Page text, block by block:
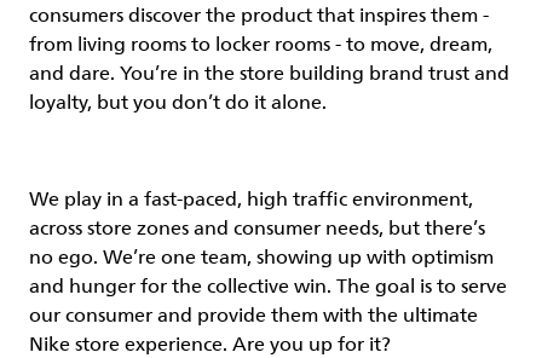
consumers discover the product that inspires them -
from living rooms to locker rooms - to move, dream,
and dare. You’re in the store building brand trust and
loyalty, but you don’t do it alone.
We play in a fast-paced, high traffic environment,
across store zones and consumer needs, but there’s
no ego. We’re one team, showing up with optimism
and hunger for the collective win. The goal is to serve
our consumer and provide them with the ultimate
Nike store experience. Are you up for it?